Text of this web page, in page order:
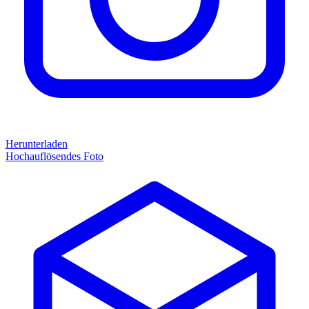
Herunterladen
Hochauflösendes Foto